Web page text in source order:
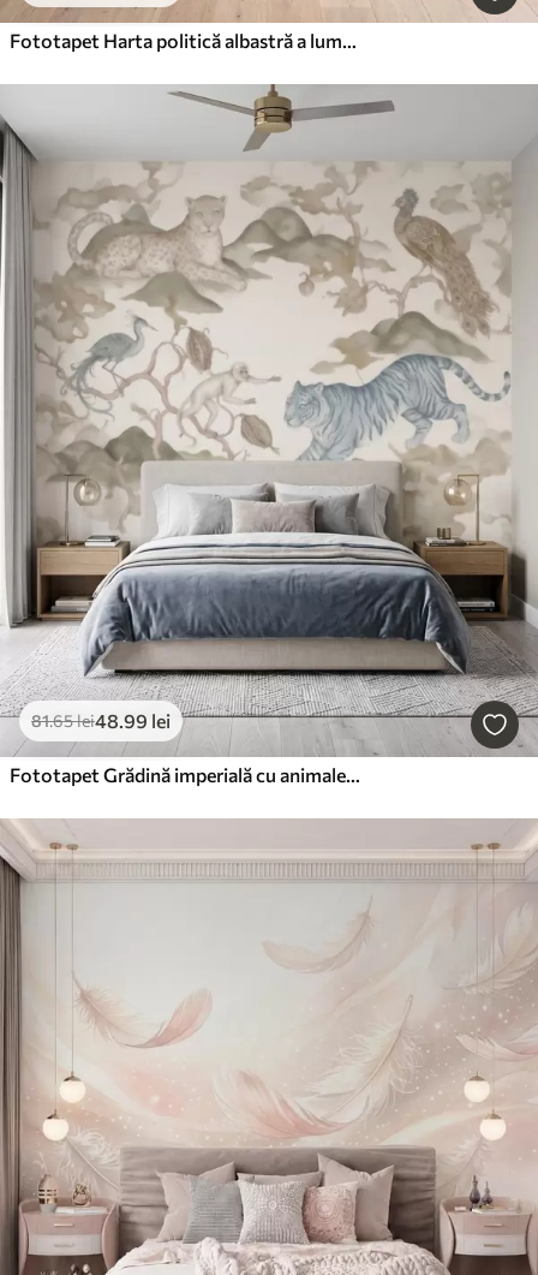
Fototapet Harta politică albastră a lumii cu steaguri, în limba engleză
81.65lei48.99 lei
Fototapet Grădină imperială cu animale în stil oriental — maimuță, leopard, tigru, păun și stârc